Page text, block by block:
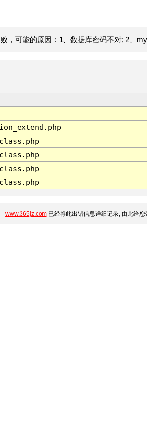
，可能的原因：1、数据库密码不对; 2、
www.365jz.com已经将此出错信息详细记录, 由此给